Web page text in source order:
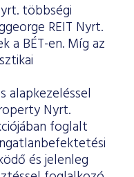
többségi
REIT Nyrt.
a BÉT-en. Míg az
alapkezeléssel
Nyrt.
foglalt
és jelenleg